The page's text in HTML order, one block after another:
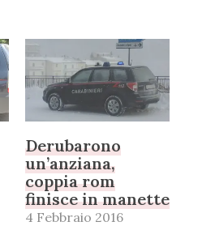
Derubarono
un’anziana,
coppia rom
finisce in manette
4 Febbraio 2016